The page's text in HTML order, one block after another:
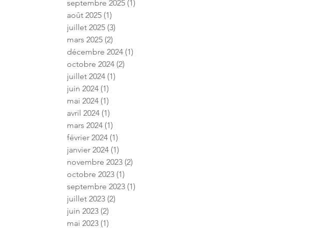
septembre 2025 (1)
août 2025 (1)
juillet 2025 (3)
mars 2025 (2)
décembre 2024 (1)
octobre 2024 (2)
juillet 2024 (1)
juin 2024 (1)
mai 2024 (1)
avril 2024 (1)
mars 2024 (1)
février 2024 (1)
janvier 2024 (1)
novembre 2023 (2)
octobre 2023 (1)
septembre 2023 (1)
juillet 2023 (2)
juin 2023 (2)
mai 2023 (1)